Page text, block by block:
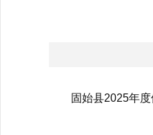
固始县2025年度